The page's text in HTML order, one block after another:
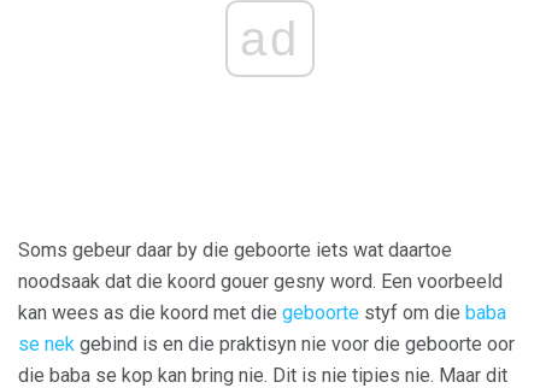
ad
Soms gebeur daar by die geboorte iets wat daartoe
noodsaak dat die koord gouer gesny word. Een voorbeeld
kan wees as die koord met die geboorte styf om die baba
se nek gebind is en die praktisyn nie voor die geboorte oor
die baba se kop kan bring nie. Dit is nie tipies nie. Maar dit